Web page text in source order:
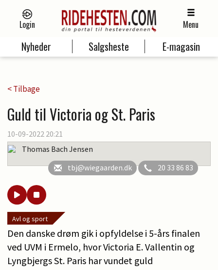
Login Menu
Nyheder Salgsheste E-magasin
< Tilbage
Guld til Victoria og St. Paris
10-09-2022 20:21
Thomas Bach Jensen
tbj@wiegaarden.dk
20 33 86 83
Avl og sport
Den danske drøm gik i opfyldelse i 5-års finalen
ved UVM i Ermelo, hvor Victoria E. Vallentin og
Lyngbjergs St. Paris har vundet guld